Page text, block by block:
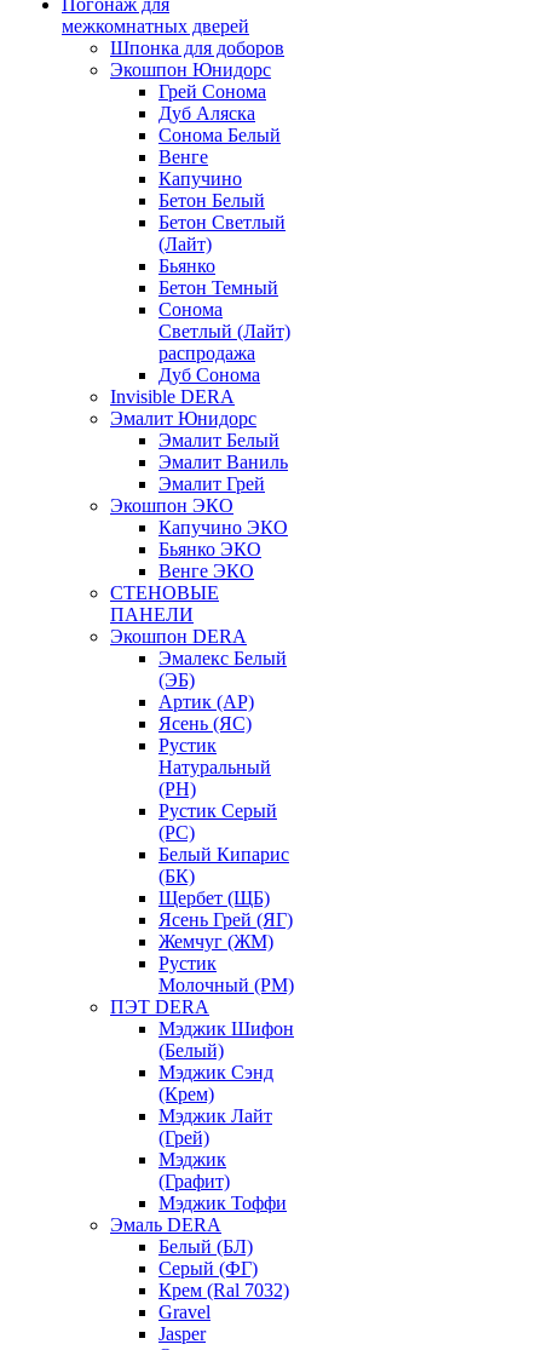
Погонаж для
межкомнатных дверей
Шпонка для доборов
Экошпон Юнидорс
Грей Сонома
Дуб Аляска
Сонома Белый
Венге
Капучино
Бетон Белый
Бетон Светлый
(Лайт)
Бьянко
Бетон Темный
Сонома
Светлый (Лайт)
распродажа
Дуб Сонома
Invisible DERA
Эмалит Юнидорс
Эмалит Белый
Эмалит Ваниль
Эмалит Грей
Экошпон ЭКО
Капучино ЭКО
Бьянко ЭКО
Венге ЭКО
СТЕНОВЫЕ
ПАНЕЛИ
Экошпон DERA
Эмалекс Белый
(ЭБ)
Артик (АР)
Ясень (ЯС)
Рустик
Натуральный
(РН)
Рустик Серый
(РС)
Белый Кипарис
(БК)
Щербет (ЩБ)
Ясень Грей (ЯГ)
Жемчуг (ЖМ)
Рустик
Молочный (РМ)
ПЭТ DERA
Мэджик Шифон
(Белый)
Мэджик Сэнд
(Крем)
Мэджик Лайт
(Грей)
Мэджик
(Графит)
Мэджик Тоффи
Эмаль DERA
Белый (БЛ)
Серый (ФГ)
Крем (Ral 7032)
Gravel
Jasper